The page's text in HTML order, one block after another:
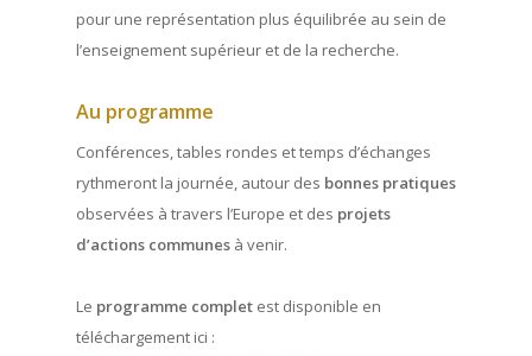
pour une représentation plus équilibrée au sein de
l’enseignement supérieur et de la recherche.
Au programme
Conférences, tables rondes et temps d’échanges
rythmeront la journée, autour des bonnes pratiques
observées à travers l’Europe et des projets
d’actions communes à venir.
Le programme complet est disponible en
téléchargement ici :